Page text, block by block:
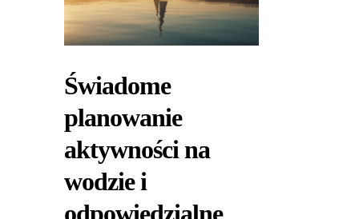
Świadome
planowanie
aktywności na
wodzie i